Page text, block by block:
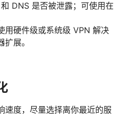
DNS 是否被泄露；可使用在
用硬件级或系统级 VPN 解决
展。
速度，尽量选择离你最近的服